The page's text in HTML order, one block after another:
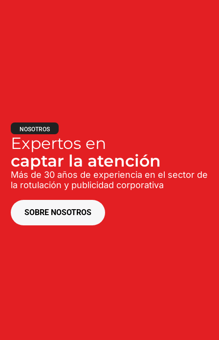
NOSOTROS
Expertos en
captar la atención
Más de 30 años de experiencia en el sector de
la rotulación y publicidad corporativa
SOBRE NOSOTROS